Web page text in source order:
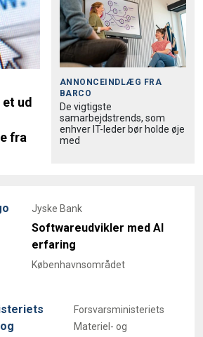
ud
fra
ANNONCEINDLÆG FRA
BARCO
De vigtigste
samarbejdstrends, som
enhver IT-leder bør holde øje
med
Jyske Bank
Softwareudvikler med AI
erfaring
Københavnsområdet
Forsvarsministeriets
Materiel- og